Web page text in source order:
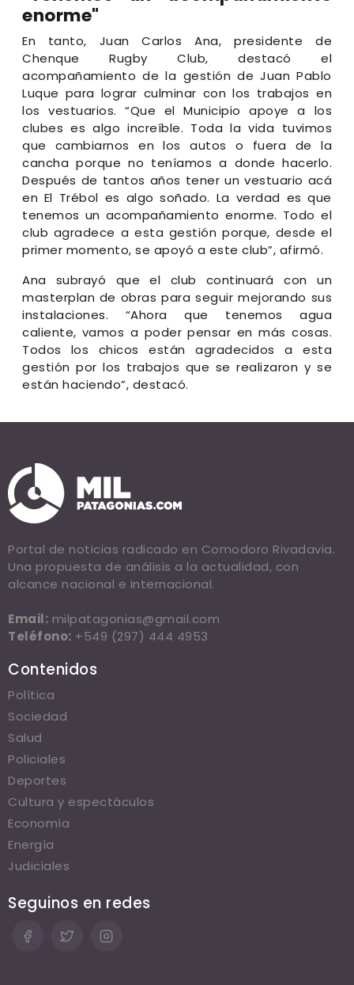
enorme"
En tanto, Juan Carlos Ana, presidente de
Chenque Rugby Club, destacó el
acompañamiento de la gestión de Juan Pablo
Luque para lograr culminar con los trabajos en
los vestuarios. “Que el Municipio apoye a los
clubes es algo increíble. Toda la vida tuvimos
que cambiarnos en los autos o fuera de la
cancha porque no teníamos a donde hacerlo.
Después de tantos años tener un vestuario acá
en El Trébol es algo soñado. La verdad es que
tenemos un acompañamiento enorme. Todo el
club agradece a esta gestión porque, desde el
primer momento, se apoyó a este club”, afirmó.
Ana subrayó que el club continuará con un
masterplan de obras para seguir mejorando sus
instalaciones. “Ahora que tenemos agua
caliente, vamos a poder pensar en más cosas.
Todos los chicos están agradecidos a esta
gestión por los trabajos que se realizaron y se
están haciendo”, destacó.
Portal de noticias radicado en Comodoro Rivadavia.
Una propuesta de análisis a la actualidad, con
alcance nacional e internacional.
Email: milpatagonias@gmail.com
Teléfono: +549 (297) 444 4953
Contenidos
Política
Sociedad
Salud
Policiales
Deportes
Cultura y espectáculos
Economía
Energía
Judiciales
Seguinos en redes